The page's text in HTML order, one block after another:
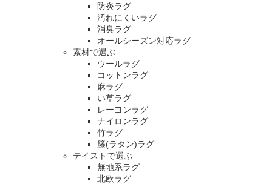
防炎ラグ
汚れにくいラグ
消臭ラグ
オールシーズン対応ラグ
素材で選ぶ
ウールラグ
コットンラグ
麻ラグ
い草ラグ
レーヨンラグ
ナイロンラグ
竹ラグ
籐(ラタン)ラグ
テイストで選ぶ
無地系ラグ
北欧ラグ